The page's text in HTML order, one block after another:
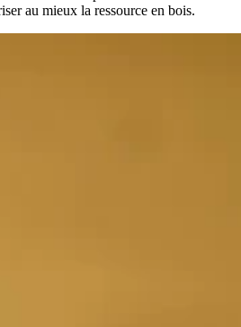
au mieux la ressource en bois.